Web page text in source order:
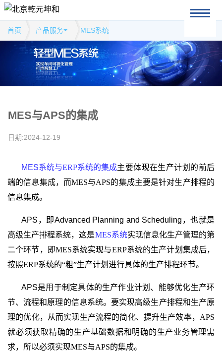
首页 产品服务 MES系统
MES与APS的集成
日期:2024-12-19
MES系统与ERP系统的集成主要体现在生产计划的前后
端的信息集成，而MES与APS的集成主要是针对生产排程的
信息集成。
APS ，即Advanced Planning and Scheduling，也就是
高级生产排程系统，这是MES系统实现信息化生产管理的第
二个环节，即MES系统实现与ERP系统的生产计划集成后，
按照ERP系统的“粗”生产计划进行具体的生产排程环节。
APS是用于制定具体的生产作业计划、能够优化生产环
节、流程和原理的信息系统。要实现高级生产排程和生产原
理的优化，从而实现生产流程的简化、提升生产效率， APS
就必须获取精确的生产基础数据和明确的生产业务管理需
求，所以必须实现MES与APS的集成。